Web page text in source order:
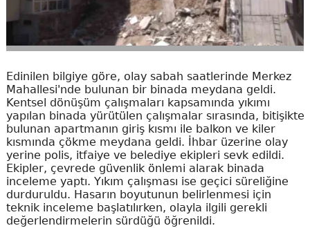
Edinilen bilgiye göre, olay sabah saatlerinde Merkez
Mahallesi'nde bulunan bir binada meydana geldi.
Kentsel dönüşüm çalışmaları kapsamında yıkımı
yapılan binada yürütülen çalışmalar sırasında, bitişikte
bulunan apartmanın giriş kısmı ile balkon ve kiler
kısmında çökme meydana geldi. İhbar üzerine olay
yerine polis, itfaiye ve belediye ekipleri sevk edildi.
Ekipler, çevrede güvenlik önlemi alarak binada
inceleme yaptı. Yıkım çalışması ise geçici süreliğine
durduruldu. Hasarın boyutunun belirlenmesi için
teknik inceleme başlatılırken, olayla ilgili gerekli
değerlendirmelerin sürdüğü öğrenildi.